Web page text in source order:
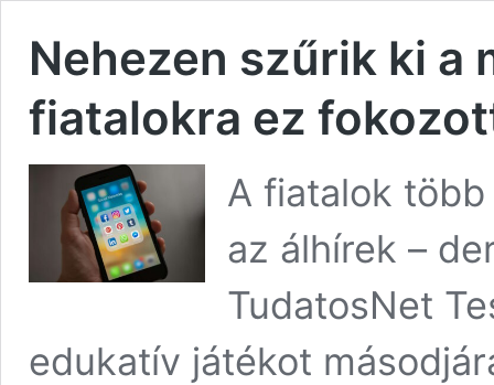
Nehezen szűrik ki a
fiatalokra ez
A fiatalok
az álhírek –
TudatosNet
edukatív játékot